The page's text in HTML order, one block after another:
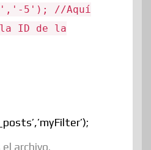
5'); //Aquí
la ID de la
archivo.